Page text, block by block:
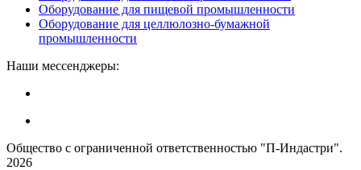
Оборудование для пищевой промышленности
Оборудование для целлюлозно-бумажной
промышленности
Наши мессенджеры:
Общество с ограниченной ответственностью "П-Индастри".
2026